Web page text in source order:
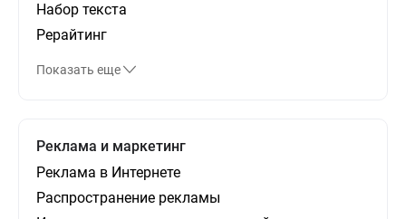
Набор текста
Рерайтинг
Показать еще
Реклама и маркетинг
Реклама в Интернете
Распространение рекламы